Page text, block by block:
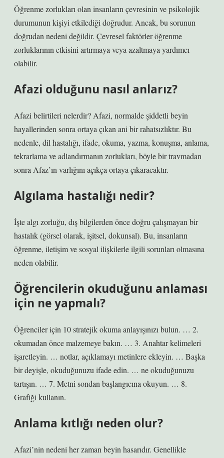
Öğrenme zorlukları olan insanların çevresinin ve psikolojik
durumunun kişiyi etkilediği doğrudur. Ancak, bu sorunun
doğrudan nedeni değildir. Çevresel faktörler öğrenme
zorluklarının etkisini artırmaya veya azaltmaya yardımcı
olabilir.
Afazi olduğunu nasıl anlarız?
Afazi belirtileri nelerdir? Afazi, normalde şiddetli beyin
hayallerinden sonra ortaya çıkan ani bir rahatsızlıktır. Bu
nedenle, dil hastalığı, ifade, okuma, yazma, konuşma, anlama,
tekrarlama ve adlandırmanın zorlukları, böyle bir travmadan
sonra Afaz’ın varlığını açıkça ortaya çıkaracaktır.
Algılama hastalığı nedir?
İşte algı zorluğu, dış bilgilerden önce doğru çalışmayan bir
hastalık (görsel olarak, işitsel, dokunsal). Bu, insanların
öğrenme, iletişim ve sosyal ilişkilerle ilgili sorunları olmasına
neden olabilir.
Öğrencilerin okuduğunu anlaması
için ne yapmalı?
Öğrenciler için 10 stratejik okuma anlayışınızı bulun. … 2.
okumadan önce malzemeye bakın. … 3. Anahtar kelimeleri
işaretleyin. … notlar, açıklamayı metinlere ekleyin. … Başka
bir deyişle, okuduğunuzu ifade edin. … ne okuduğunuzu
tartışın. … 7. Metni sondan başlangıcına okuyun. … 8.
Grafiği kullanın.
Anlama kıtlığı neden olur?
Afazi’nin nedeni her zaman beyin hasarıdır. Genellikle